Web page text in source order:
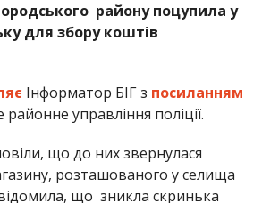
району поцупила у
для збору коштів
Інформатор БІГ з посиланням
управління поліції.
що до них звернулася
розташованого у селища
що зникла скринька